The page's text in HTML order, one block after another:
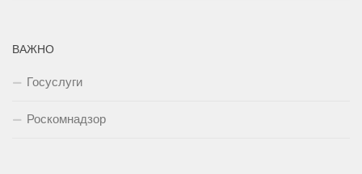
ВАЖНО
Госуслуги
Роскомнадзор